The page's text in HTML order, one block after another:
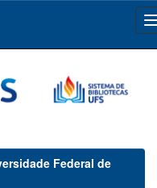
Federal de